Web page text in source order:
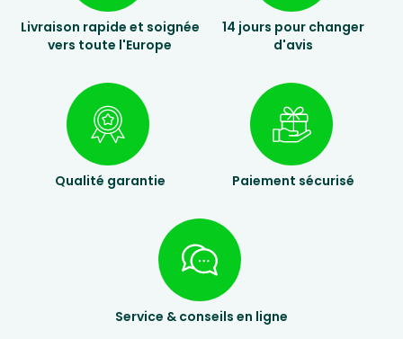
Livraison rapide et soignée
vers toute l'Europe
14 jours pour changer
d'avis
Qualité garantie Paiement sécurisé
Service & conseils en ligne